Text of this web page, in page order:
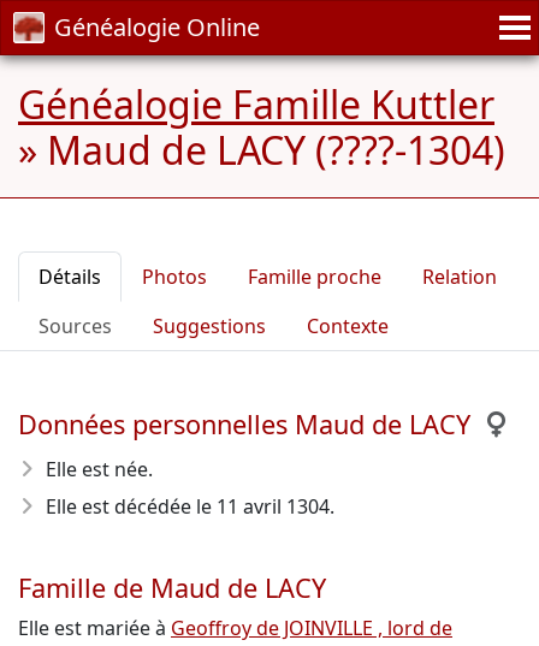
Généalogie Online
Généalogie Famille Kuttler
» Maud de LACY (????-1304)
Détails Photos Famille proche
Relation
Sources
Suggestions Contexte
Données personnelles Maud de LACY
Elle est née.
Elle est décédée le 11 avril 1304.
Famille de Maud de LACY
Elle est mariée à Geoffroy de JOINVILLE , lord de